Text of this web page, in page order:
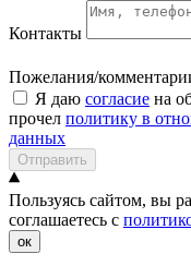
Контакты
Пожелания/
Я даю согласие на
прочел политику в
данных
Отправить
Пользуясь сайтом, вы
соглашаетесь с
ок